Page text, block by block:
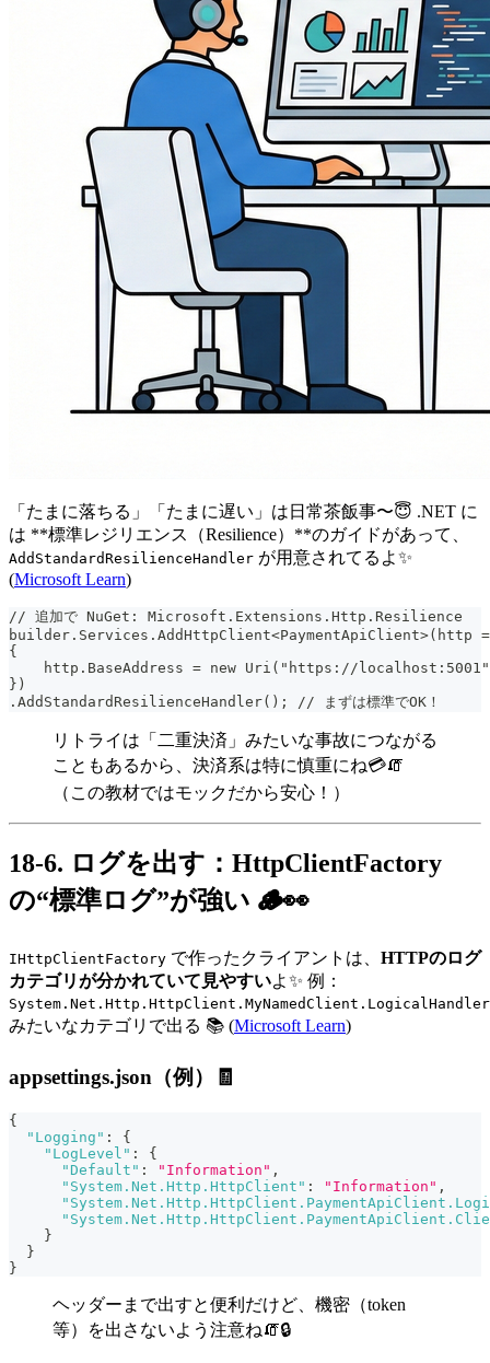
「たまに落ちる」「たまに遅い」は日常茶飯事〜😇 .NET に
は **標準レジリエンス（Resilience）**のガイドがあって、
AddStandardResilienceHandler が用意されてるよ✨
(Microsoft Learn)
// 追加で NuGet: Microsoft.Extensions.Http.Resilience
builder.Services.AddHttpClient<PaymentApiClient>(http
{
http.BaseAddress = new Uri("https://
})
.AddStandardResilienceHandler(); // まずは標準でOK！
リトライは「二重決済」みたいな事故につながる
こともあるから、決済系は特に慎重にね💳🧯
（この教材ではモックだから安心！）
18-6. ログを出す：HttpClientFactory
の“標準ログ”が強い 🪵👀
IHttpClientFactory で作ったクライアントは、 HTTPのログ
カテゴリが分かれていて見やすいよ✨ 例：
System.Net.Http.HttpClient.MyNamedClient.LogicalHandler
みたいなカテゴリで出る 📚 (Microsoft Learn)
appsettings.json（例）🧾
{
"Logging" :
{
"LogLevel" :
{
"Default" : "Information" ,
"System.Net.Http.HttpClient" : "Information" ,
}
}
}
ヘッダーまで出すと便利だけど、機密（token
等）を出さないよう注意ね🧯🔒